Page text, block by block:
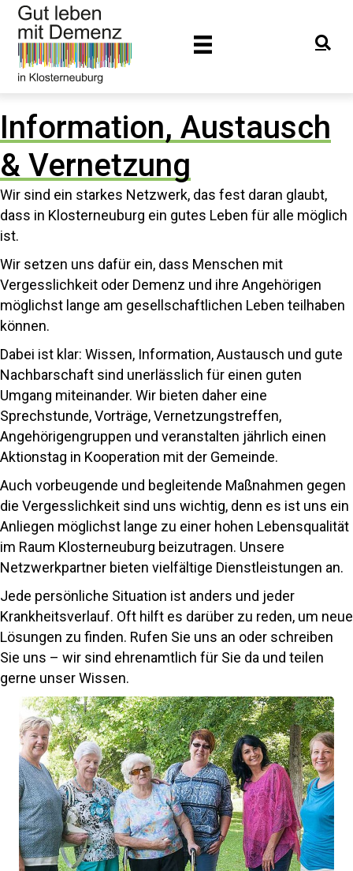
Information, Austausch
& Vernetzung
Wir sind ein starkes Netzwerk, das fest daran glaubt,
dass in Klosterneuburg ein gutes Leben für alle möglich
ist.
Wir setzen uns dafür ein, dass Menschen mit
Vergesslichkeit oder Demenz und ihre Angehörigen
möglichst lange am gesellschaftlichen Leben teilhaben
können.
Dabei ist klar: Wissen, Information, Austausch und gute
Nachbarschaft sind unerlässlich für einen guten
Umgang miteinander. Wir bieten daher eine
Sprechstunde, Vorträge, Vernetzungstreffen,
Angehörigengruppen und veranstalten jährlich einen
Aktionstag in Kooperation mit der Gemeinde.
Auch vorbeugende und begleitende Maßnahmen gegen
die Vergesslichkeit sind uns wichtig, denn es ist uns ein
Anliegen möglichst lange zu einer hohen Lebensqualität
im Raum Klosterneuburg beizutragen. Unsere
Netzwerkpartner bieten vielfältige Dienstleistungen an.
Jede persönliche Situation ist anders und jeder
Krankheitsverlauf. Oft hilft es darüber zu reden, um neue
Lösungen zu finden. Rufen Sie uns an oder schreiben
Sie uns – wir sind ehrenamtlich für Sie da und teilen
gerne unser Wissen.